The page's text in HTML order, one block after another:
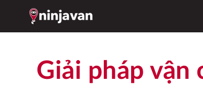
Giải pháp vận chuyển